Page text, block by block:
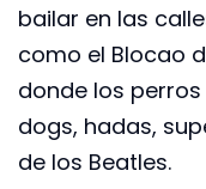
bailar en las
como el Blocao
donde los
dogs, hadas,
de los Beatles.